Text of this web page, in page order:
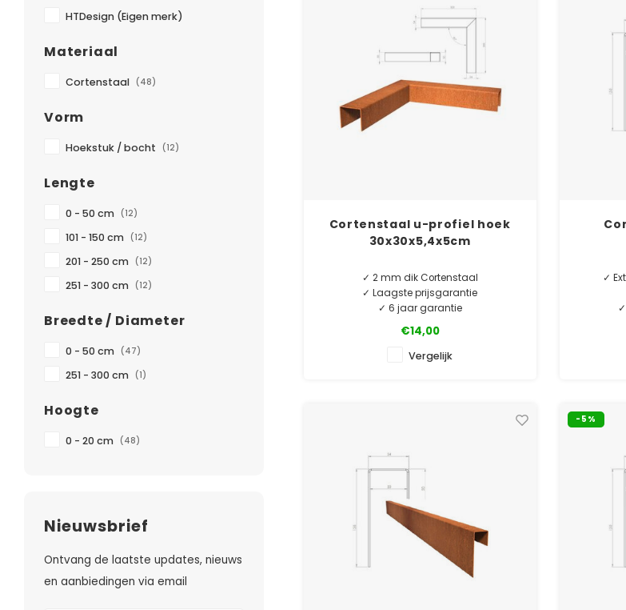
HTDesign (Eigen merk)
Materiaal
Cortenstaal (48)
Vorm
Hoekstuk / bocht (12)
Lengte
0 - 50 cm (12)
101 - 150 cm (12)
201 - 250 cm (12)
251 - 300 cm (12)
Breedte / Diameter
0 - 50 cm (47)
251 - 300 cm (1)
Hoogte
0 - 20 cm (48)
Nieuwsbrief
Ontvang de laatste updates, nieuws
en aanbiedingen via email
Cortenstaal u-profiel hoek
30x30x5,4x5cm
✓ 2 mm dik Cortenstaal
✓ Laagste prijsgarantie
✓ 6 jaar garantie
Cortenstaal u-profiel hoekstukken. O.a. te
gebruiken als borderrand of vijverrand.
€14,00
Vergelijk
✓
-5%